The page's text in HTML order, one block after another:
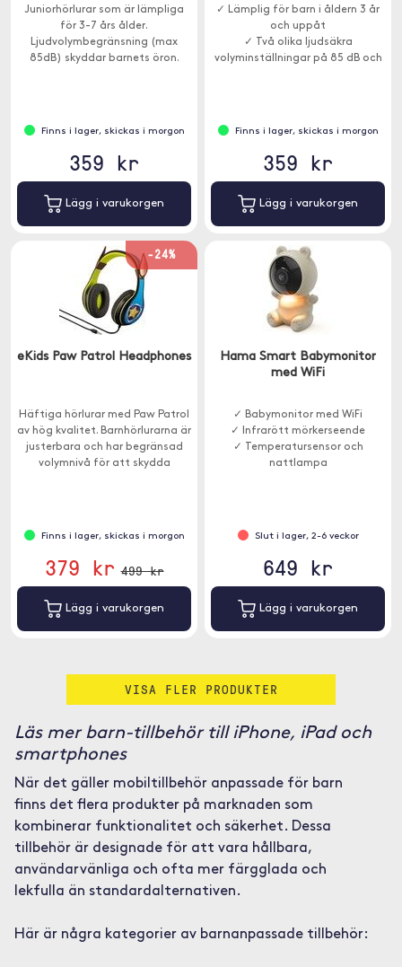
Juniorhörlurar som är lämpliga
för 3-7 års ålder.
Ljudvolymbegränsning (max
85dB) skyddar barnets öron.
Finns i lager, skickas i morgon
359 kr
Lägg i varukorgen
✓ Lämplig för barn i åldern 3 år
och uppåt
✓ Två olika ljudsäkra
volyminställningar på 85 dB och
Finns i lager, skickas i morgon
359 kr
Lägg i varukorgen
-24%
eKids Paw Patrol Headphones
Häftiga hörlurar med Paw Patrol
av hög kvalitet. Barnhörlurarna är
justerbara och har begränsad
volymnivå för att skydda
Finns i lager, skickas i morgon
379 kr 499 kr
Lägg i varukorgen
Hama Smart Babymonitor
med WiFi
✓ Babymonitor med WiFi
✓ Infrarött mörkerseende
✓ Temperatursensor och
nattlampa
Slut i lager, 2-6 veckor
649 kr
Lägg i varukorgen
VISA FLER PRODUKTER
Läs mer barn-tillbehör till iPhone, iPad och
smartphones
När det gäller mobiltillbehör anpassade för barn
finns det flera produkter på marknaden som
kombinerar funktionalitet och säkerhet. Dessa
tillbehör är designade för att vara hållbara,
användarvänliga och ofta mer färgglada och
lekfulla än standardalternativen.
Här är några kategorier av barnanpassade tillbehör: